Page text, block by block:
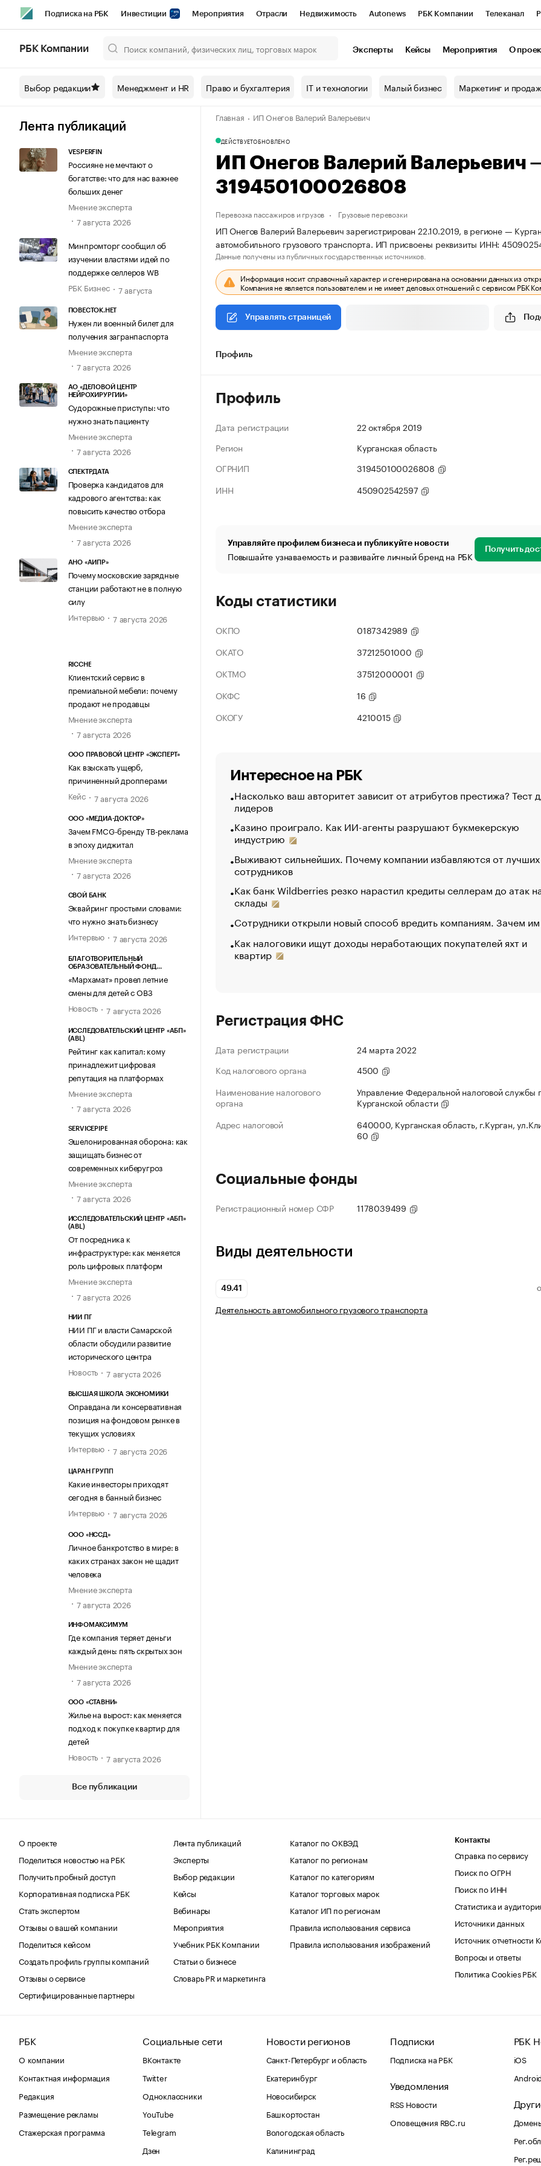
Подписка на РБК Инвестиции Мероприятия Отрасли Недвижимость Autonews РБК Компании Телеканал
Спецпроекты СПб Конференции СПб Спецпроекты Проверка контрагентов
Технологии и медиа Рынок наличной валюты
РБК Компании Эксперты Кейсы Мероприятия О
Выбор редакции Менеджмент и HR Право и бухгалтерия IT и технологии Малый бизнес Маркетинг и
Лента публикаций
VESPERFIN
Россияне не мечтают о
богатстве: что для нас важнее
больших денег
Мнение эксперта
7 августа 2026
Минпромторг сообщил об
изучении властями идей по
поддержке селлеров WB
РБК Бизнес
7 августа
ПОВЕСТОК.НЕТ
Нужен ли военный билет для
получения загранпаспорта
Мнение эксперта
7 августа 2026
АО «ДЕЛОВОЙ ЦЕНТР
НЕЙРОХИРУРГИИ»
Судорожные приступы: что
нужно знать пациенту
Мнение эксперта
7 августа 2026
СПЕКТРДАТА
Проверка кандидатов для
кадрового агентства: как
повысить качество отбора
Мнение эксперта
7 августа 2026
АНО «АИПР»
Почему московские зарядные
станции работают не в полную
силу
Интервью
7 августа 2026
RICCHE
Клиентский сервис в
премиальной мебели: почему
продают не продавцы
Мнение эксперта
7 августа 2026
ООО ПРАВОВОЙ ЦЕНТР «ЭКСПЕРТ»
Как взыскать ущерб,
причиненный дропперами
Кейс
7 августа 2026
ООО «МЕДИА-ДОКТОР»
Зачем FMCG-бренду ТВ-реклама
в эпоху диджитал
Мнение эксперта
7 августа 2026
СВОЙ БАНК
Эквайринг простыми словами:
что нужно знать бизнесу
Интервью
7 августа 2026
БЛАГОТВОРИТЕЛЬНЫЙ
ОБРАЗОВАТЕЛЬНЫЙ ФОНД
«Мархамат» провел летние
смены для детей с ОВЗ
Новость
7 августа 2026
ИССЛЕДОВАТЕЛЬСКИЙ ЦЕНТР «АБП»
(ABL)
Рейтинг как капитал: кому
принадлежит цифровая
репутация на платформах
Мнение эксперта
7 августа 2026
SERVICEPIPE
Эшелонированная оборона: как
защищать бизнес от
современных киберугроз
Мнение эксперта
7 августа 2026
ИССЛЕДОВАТЕЛЬСКИЙ ЦЕНТР «АБП»
(ABL)
От посредника к
инфраструктуре: как меняется
роль цифровых платформ
Мнение эксперта
7 августа 2026
НИИ ПГ
НИИ ПГ и власти Самарской
области обсудили развитие
исторического центра
Новость
7 августа 2026
ВЫСШАЯ ШКОЛА ЭКОНОМИКИ
Оправдана ли консервативная
позиция на фондовом рынке в
текущих условиях
Интервью
7 августа 2026
ЦАРАН ГРУПП
Какие инвесторы приходят
сегодня в банный бизнес
Интервью
7 августа 2026
ООО «НССД»
Личное банкротство в мире: в
каких странах закон не щадит
человека
Мнение эксперта
7 августа 2026
ИНФОМАКСИМУМ
Где компания теряет деньги
каждый день: пять скрытых зон
Мнение эксперта
7 августа 2026
ООО «СТАВНИ»
Жилье на вырост: как меняется
подход к покупке квартир для
детей
Новость
7 августа 2026
Все публикации
Главная ИП Онегов Валерий Валерьевич
ДЕЙСТВУЕТОБНОВЛЕНО
ИП Онегов Валерий
319450100026808
Перевозка пассажиров и грузов Грузовые перевозки
ИП Онегов Валерий Валерьевич зарегистрирован 22.10.2019, в регионе —
автомобильного грузового транспорта. ИП присвоены реквизиты ИНН:
Данные получены из публичных государственных источников.
Информация носит справочный характер и сгенерирована на основании данных из
Компания не является пользователем и не имеет деловых отношений с сервисом РБК
Управлять страницей
Профиль
Профиль
Дата регистрации
22 октября 2019
Регион
Курганская область
ОГРНИП
319450100026808
ИНН
450902542597
Управляйте профилем бизнеса и публикуйте новости
Повышайте узнаваемость и развивайте личный бренд на РБК Получить
Коды статистики
ОКПО
0187342989
ОКАТО
37212501000
ОКТМО
37512000001
ОКФС
16
ОКОГУ
4210015
Интересное на РБК
Насколько ваш авторитет зависит от атрибутов престижа? Тест
лидеров
Казино проиграло. Как ИИ-агенты разрушают букмекерскую
индустрию
Выживают сильнейших. Почему компании избавляются от лучших
сотрудников
Как банк Wildberries резко нарастил кредиты селлерам до атак
склады
Сотрудники открыли новый способ вредить компаниям. Зачем
Как налоговики ищут доходы неработающих покупателей яхт и
квартир
Регистрация ФНС
Дата регистрации
24 марта 2022
Код налогового органа
4500
Наименование налогового
органа
Управление Федеральной налоговой службы
Курганской области
Адрес налоговой
640000, Курганская область, г.Курган,
60
Социальные фонды
Регистрационный номер СФР 1178039499
Виды деятельности
49.41
Деятельность автомобильного грузового транспорта
О проекте
Поделиться новостью на РБК
Получить пробный доступ
Корпоративная подписка РБК
Стать экспертом
Отзывы о вашей компании
Поделиться кейсом
Создать профиль группы компаний
Отзывы о сервисе
Сертифицированные партнеры
Лента публикаций
Эксперты
Выбор редакции
Кейсы
Вебинары
Мероприятия
Учебник РБК Компании
Статьи о бизнесе
Словарь PR и маркетинга
Каталог по ОКВЭД
Каталог по регионам
Каталог по категориям
Каталог торговых марок
Каталог ИП по регионам
Правила использования сервиса
Правила использования изображений
Контакты
Справка по сервису
Поиск по ОГРН
Поиск по ИНН
Статистика и
Источники данных
Источник отчетности
Вопросы и ответы
Политика Cookies РБК
РБК
О компании
Контактная информация
Редакция
Размещение рекламы
Стажерская программа
Социальные сети
ВКонтакте
Twitter
Одноклассники
YouTube
Telegram
Дзен
Новости регионов
Санкт-Петербург и область
Екатеринбург
Новосибирск
Башкортостан
Вологодская область
Калининград
Подписки
Подписка на РБК
Уведомления
RSS Новости
Оповещения RBC.ru
РБК
iOS